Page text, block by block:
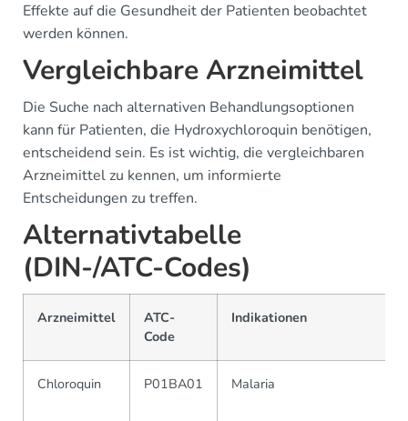
Effekte auf die Gesundheit der Patienten beobachtet
werden können.
Vergleichbare Arzneimittel
Die Suche nach alternativen Behandlungsoptionen
kann für Patienten, die Hydroxychloroquin benötigen,
entscheidend sein. Es ist wichtig, die vergleichbaren
Arzneimittel zu kennen, um informierte
Entscheidungen zu treffen.
Alternativtabelle
(DIN-/ATC-Codes)
Arzneimittel
ATC-
Code
Indikationen
Chloroquin P01BA01 Malaria